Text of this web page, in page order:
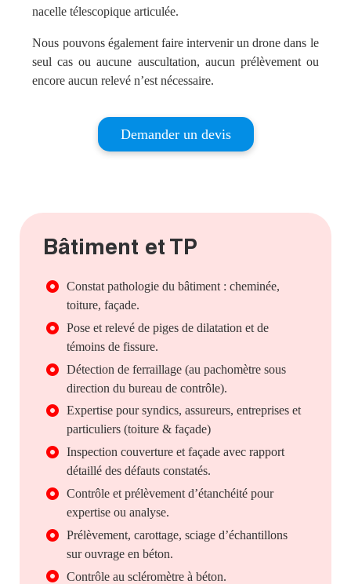
nacelle télescopique articulée.
Nous pouvons également faire intervenir un drone dans le
seul cas ou aucune auscultation, aucun prélèvement ou
encore aucun relevé n’est nécessaire.
Demander un devis
Bâtiment et TP
Constat pathologie du bâtiment : cheminée,
toiture, façade.
Pose et relevé de piges de dilatation et de
témoins de fissure.
Détection de ferraillage (au pachomètre sous
direction du bureau de contrôle).
Expertise pour syndics, assureurs, entreprises et
particuliers (toiture & façade)
Inspection couverture et façade avec rapport
détaillé des défauts constatés.
Contrôle et prélèvement d’étanchéité pour
expertise ou analyse.
Prélèvement, carottage, sciage d’échantillons
sur ouvrage en béton.
Contrôle au scléromètre à béton.